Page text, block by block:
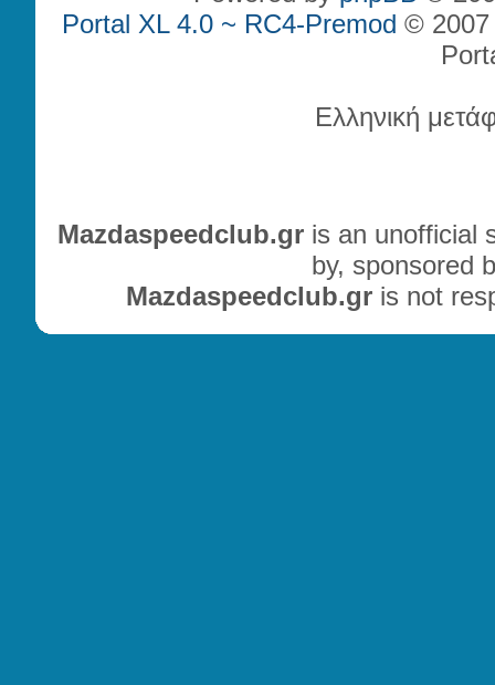
Portal XL 4.0 ~ RC4-Premod © 2007
Ελληνική
Mazdaspeedclub.gris an unofficial
by, sponsored
Mazdaspeedclub.gris not